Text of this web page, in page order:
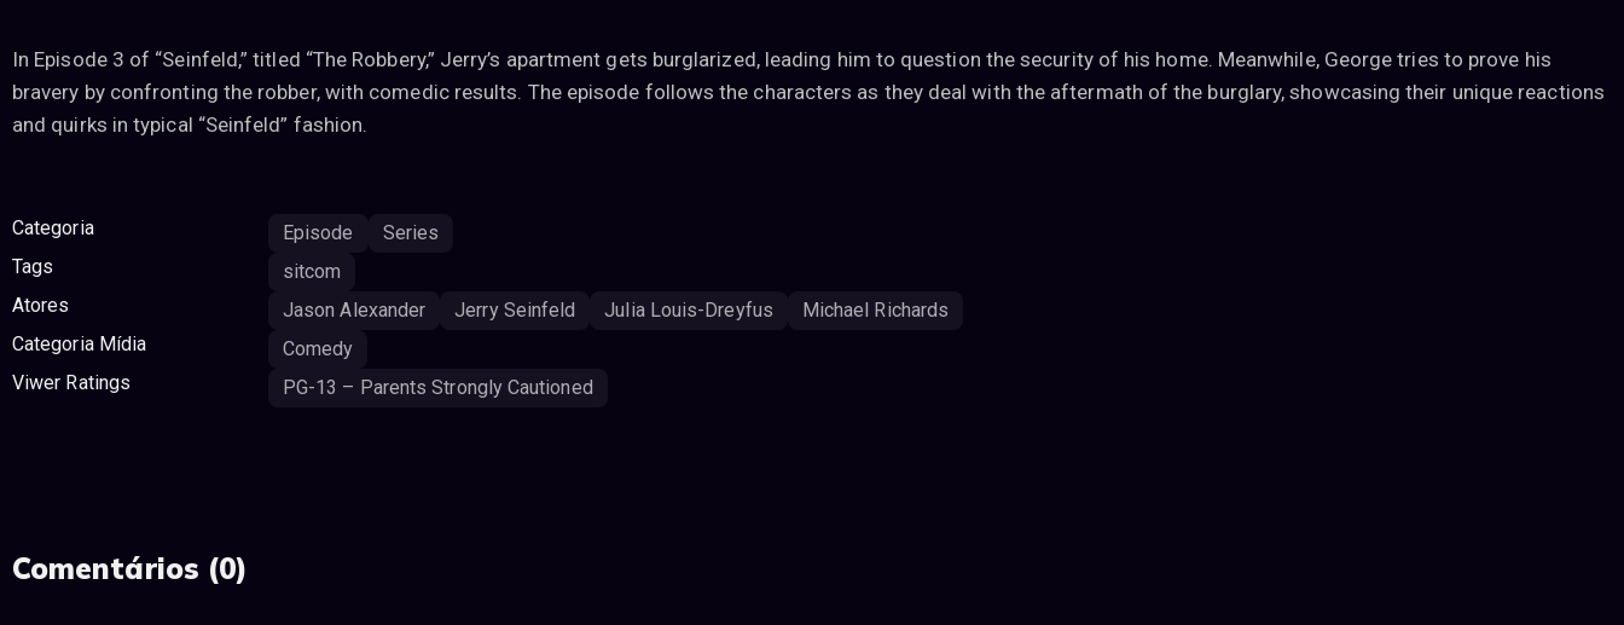
In Episode 3 of “Seinfeld,” titled “The Robbery,” Jerry’s apartment gets burglarized, leading him to question the security of his home. Meanwhile, George tries to prove his
bravery by confronting the robber, with comedic results. The episode follows the characters as they deal with the aftermath of the burglary, showcasing their unique reactions
and quirks in typical “Seinfeld” fashion.
Categoria Episode
Series
Tags
sitcom
Atores
Jason Alexander Jerry Seinfeld Julia Louis-Dreyfus
Michael Richards
Categoria Mídia
Comedy
Viwer Ratings
PG-13 – Parents Strongly Cautioned
Comentários (0)